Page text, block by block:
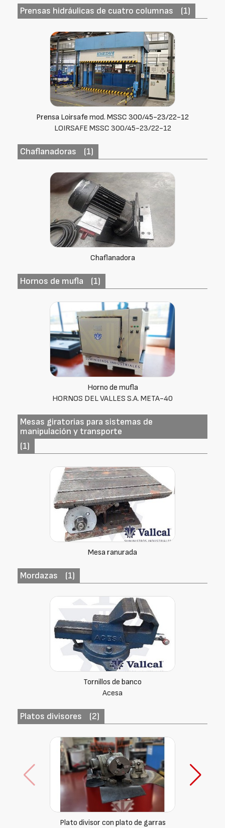
Prensas hidráulicas de cuatro columnas (1)
Prensa Loirsafe mod. MSSC 300/45-23/22-12
LOIRSAFE MSSC 300/45-23/22-12
Chaflanadoras (1)
Chaflanadora
Hornos de mufla (1)
Horno de mufla
HORNOS DEL VALLES S.A. META-40
Mesas giratorias para sistemas de
manipulación y transporte
(1)
Mesa ranurada
Mordazas (1)
Tornillos de banco
Acesa
Platos divisores (2)
Plato divisor con plato de garras